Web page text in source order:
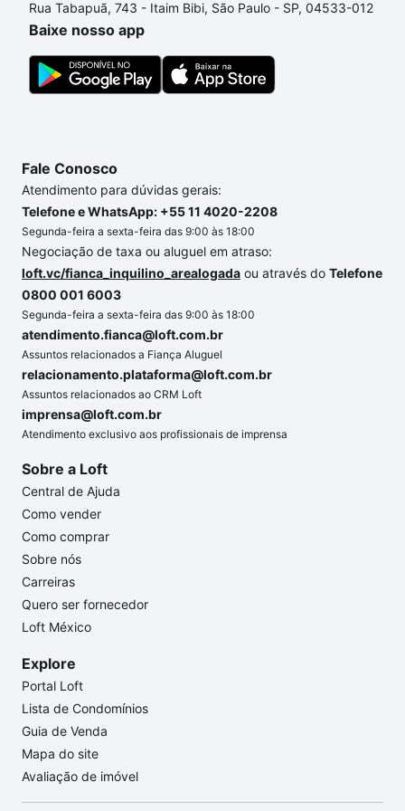
no processo de compra, veja em nosso portal
quanto custa comprar um apartamento
a gente para comprar o imóvel dos seus sonhos
com segurança e conforto. Loft, com você até as
Rua Tabapuã, 743 - Itaim Bibi, São Paulo - SP, 04533-012
Baixe nosso app
Fale Conosco
Atendimento para dúvidas gerais:
Telefone e WhatsApp: +55 11 4020-2208
Segunda-feira a sexta-feira das 9:00 às 18:00
Negociação de taxa ou aluguel em atraso:
loft.vc/fianca_inquilino_arealogada ou através do Telefone
0800 001 6003
Segunda-feira a sexta-feira das 9:00 às 18:00
atendimento.fianca@loft.com.br
Assuntos relacionados a Fiança Aluguel
relacionamento.plataforma@loft.com.br
Assuntos relacionados ao CRM Loft
imprensa@loft.com.br
Atendimento exclusivo aos profissionais de imprensa
Sobre a Loft
Central de Ajuda
Como vender
Como comprar
Sobre nós
Carreiras
Quero ser fornecedor
Loft México
Explore
Portal Loft
Lista de Condomínios
Guia de Venda
Mapa do site
Avaliação de imóvel